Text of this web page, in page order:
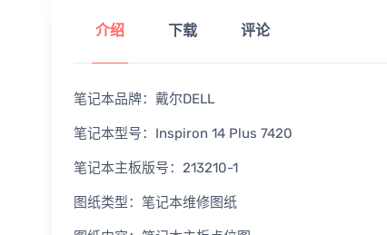
介绍 下载 评论
笔记本品牌：戴尔DELL
笔记本型号：Inspiron 14 Plus 7420
笔记本主板版号：213210-1
图纸类型：笔记本维修图纸